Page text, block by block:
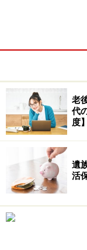
老齢厚生年金の
×5.481/1000×厚
老
代
度】
遺
活